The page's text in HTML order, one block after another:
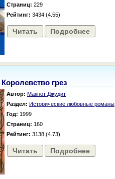
Страниц: 229
Рейтинг: 3434 (4.55)
Читать Подробнее
Королевство грез
Автор: Макнот Джудит
Раздел: Исторические любовные романы
Год: 1999
Страниц: 160
Рейтинг: 3138 (4.73)
Читать Подробнее